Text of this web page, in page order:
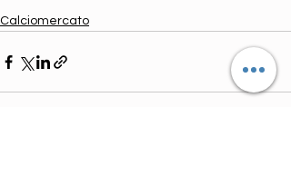
Calciomercato